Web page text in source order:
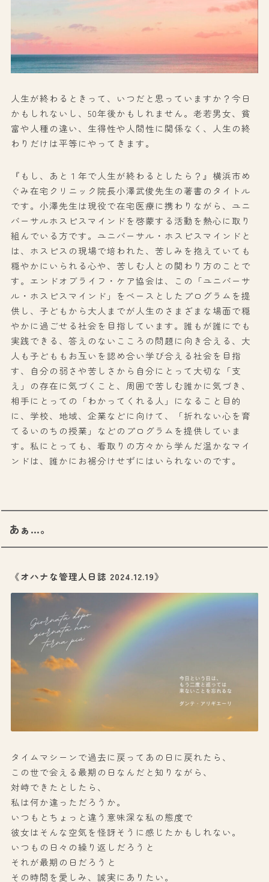
人生が終わるときって、いつだと思っていますか？今日
かもしれないし、50年後かもしれません。老若男女、貧
富や人種の違い、生得性や人間性に関係なく、人生の終
わりだけは平等にやってきます。
『もし、あと１年で人生が終わるとしたら？』横浜市め
ぐみ在宅クリニック院長小澤武俊先生の著書のタイトル
です。小澤先生は現役で在宅医療に携わりながら、ユニ
バーサルホスピスマインドを啓蒙する活動を熱心に取り
組んでいる方です。ユニバーサル・ホスピスマインドと
は、ホスピスの現場で培われた、苦しみを抱えていても
穏やかにいられる心や、苦しむ人との関わり方のことで
す。エンドオブライフ・ケア協会は、この「ユニバーサ
ル・ホスピスマインド」をベースとしたプログラムを提
供し、子どもから大人までが人生のさまざまな場面で穏
やかに過ごせる社会を目指しています。誰もが誰にでも
実践できる、答えのないこころの問題に向き合える、大
人も子どももお互いを認め合い学び合える社会を目指
す、自分の弱さや苦しさから自分にとって大切な「支
え」の存在に気づくこと、周囲で苦しむ誰かに気づき、
相手にとっての「わかってくれる人」になること目的
に、学校、地域、企業などに向けて、「折れない心を育
てるいのちの授業」などのプログラムを提供していま
す。私にとっても、看取りの方々から学んだ温かなマイ
ンドは、誰かにお裾分けせずにはいられないのです。
あぁ…。
《オハナな管理人日誌 2024.12.19》
タイムマシーンで過去に戻ってあの日に戻れたら、
この世で会える最期の日なんだと知りながら、
対峙できたとしたら、
私は何か違っただろうか。
いつもとちょっと違う意味深な私の態度で
彼女はそんな空気を怪訝そうに感じたかもしれない。
いつもの日々の繰り返しだろうと
それが最期の日だろうと
その時間を愛しみ、誠実にありたい。